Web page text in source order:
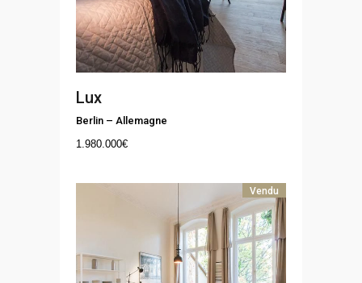
Lux
Berlin – Allemagne
1.980.000€
Vendu